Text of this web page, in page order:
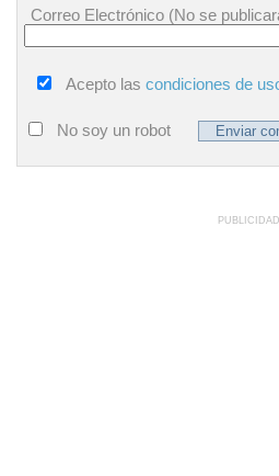
Correo Electrónico (No se
Acepto las condiciones de
No soy un robot
PUBLICIDAD